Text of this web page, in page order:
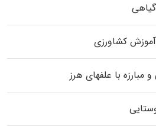
کشاورزی
با علفهای هرز